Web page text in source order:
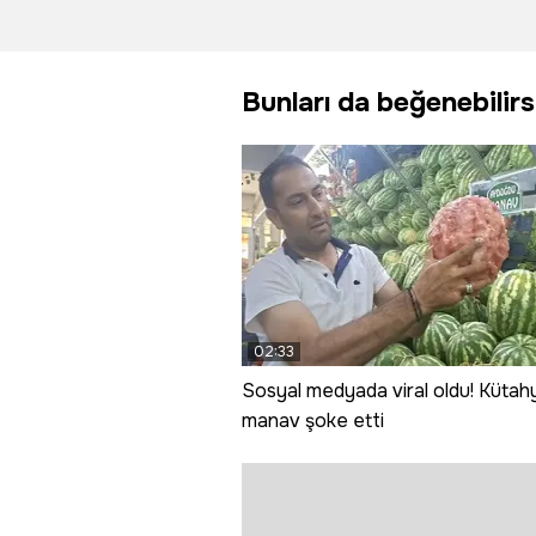
kurtarıldı
Bunları da
02:33
Sosyal medyada viral oldu!
manav şoke etti